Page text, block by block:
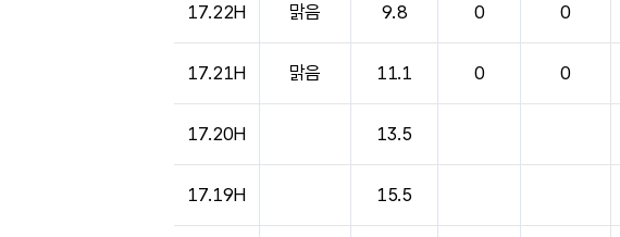
17.22H 맑음 9.8 0 0
17.21H 맑음 11.1 0 0
17.20H 13.5
17.19H 15.5